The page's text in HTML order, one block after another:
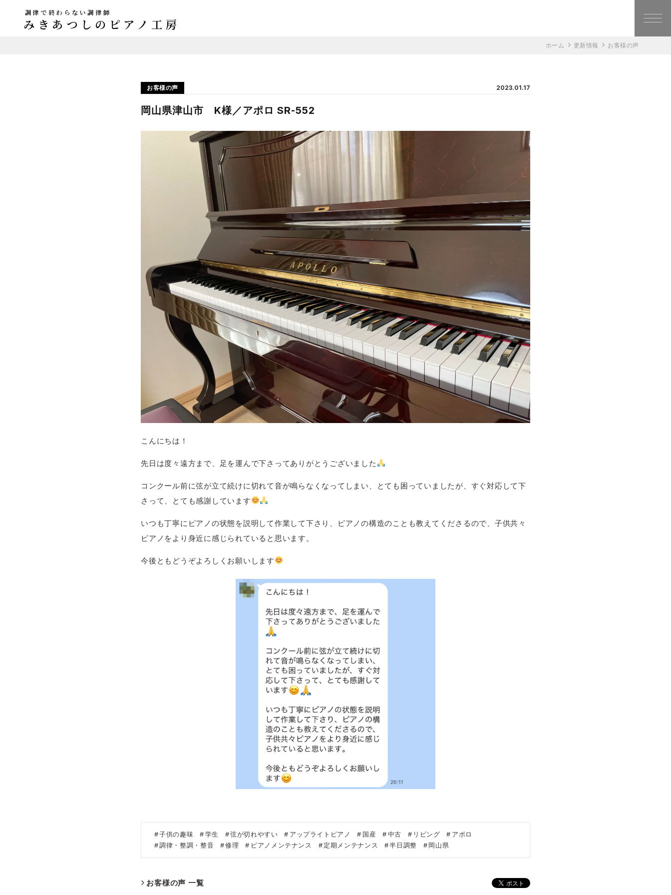
調律で終わらない調律師
みきあつしのピアノ工房
ホーム 更新情報 お客様の声
お客様の声 2023.01.17
岡山県津山市 K様／アポロ SR-552
こんにちは！
先日は度々遠方まで、足を運んで下さってありがとうございました
コンクール前に弦が立て続けに切れて音が鳴らなくなってしまい、とても困っていましたが、すぐ対応して下
さって、とても感謝しています
いつも丁寧にピアノの状態を説明して作業して下さり、ピアノの構造のことも教えてくださるので、子供共々
ピアノをより身近に感じられていると思います。
今後ともどうぞよろしくお願いします
子供の趣味 学生 弦が切れやすい アップライトピアノ 国産 中古 リビング
アポロ
調律・整調・整音
修理 ピアノメンテナンス 定期メンテナンス 半日調整 岡山県
お客様の声 一覧